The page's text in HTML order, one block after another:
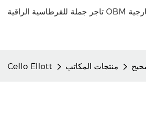
Cello Ellott منتجات المكاتب